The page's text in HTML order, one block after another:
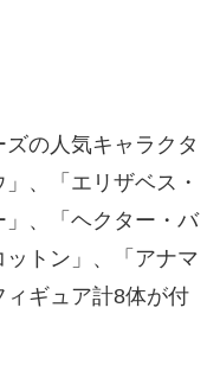
の人気キャラクタ
、「エリザベス・
、「ヘクター・バ
トン」、「アナマ
ィギュア計8体が付